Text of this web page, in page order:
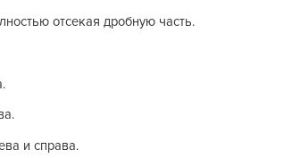
отсекая дробную часть.
и справа.